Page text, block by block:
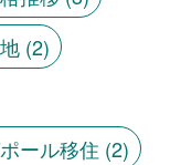
(2)
ール移住 (2)